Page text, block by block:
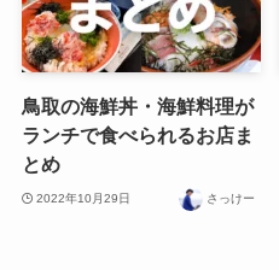
鳥取の海鮮丼・海鮮料理が
ランチで食べられるお店ま
とめ
2022年10月29日 さっけー